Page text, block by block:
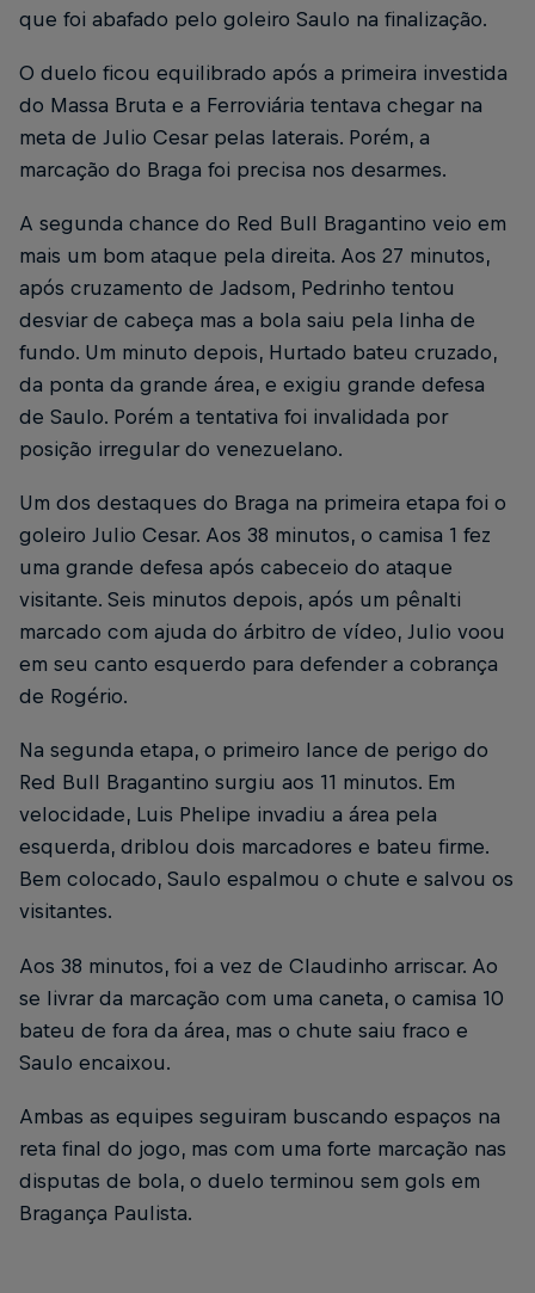
que foi abafado pelo goleiro Saulo na finalização.
O duelo ficou equilibrado após a primeira investida
do Massa Bruta e a Ferroviária tentava chegar na
meta de Julio Cesar pelas laterais. Porém, a
marcação do Braga foi precisa nos desarmes.
A segunda chance do Red Bull Bragantino veio em
mais um bom ataque pela direita. Aos 27 minutos,
após cruzamento de Jadsom, Pedrinho tentou
desviar de cabeça mas a bola saiu pela linha de
fundo. Um minuto depois, Hurtado bateu cruzado,
da ponta da grande área, e exigiu grande defesa
de Saulo. Porém a tentativa foi invalidada por
posição irregular do venezuelano.
Um dos destaques do Braga na primeira etapa foi o
goleiro Julio Cesar. Aos 38 minutos, o camisa 1 fez
uma grande defesa após cabeceio do ataque
visitante. Seis minutos depois, após um pênalti
marcado com ajuda do árbitro de vídeo, Julio voou
em seu canto esquerdo para defender a cobrança
de Rogério.
Na segunda etapa, o primeiro lance de perigo do
Red Bull Bragantino surgiu aos 11 minutos. Em
velocidade, Luis Phelipe invadiu a área pela
esquerda, driblou dois marcadores e bateu firme.
Bem colocado, Saulo espalmou o chute e salvou os
visitantes.
Aos 38 minutos, foi a vez de Claudinho arriscar. Ao
se livrar da marcação com uma caneta, o camisa 10
bateu de fora da área, mas o chute saiu fraco e
Saulo encaixou.
Ambas as equipes seguiram buscando espaços na
reta final do jogo, mas com uma forte marcação nas
disputas de bola, o duelo terminou sem gols em
Bragança Paulista.